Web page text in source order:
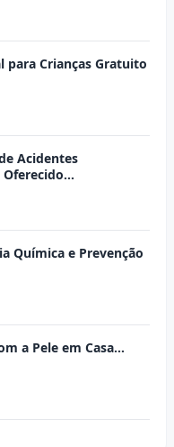
para Crianças Gratuito
Acidentes
Oferecido…
Química e Prevenção
a Pele em Casa…